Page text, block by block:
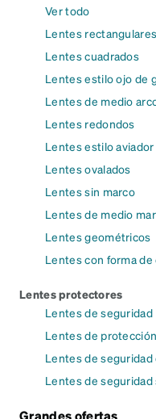
Ver todo
Lentes rectangulares
Lentes cuadrados
Lentes estilo ojo de
Lentes de medio
Lentes redondos
Lentes estilo aviador
Lentes ovalados
Lentes sin marco
Lentes de medio
Lentes geométricos
Lentes con forma de
Lentes protectores
Lentes de seguridad
Lentes de protección
Lentes de
Lentes de seguridad
Grandes ofertas